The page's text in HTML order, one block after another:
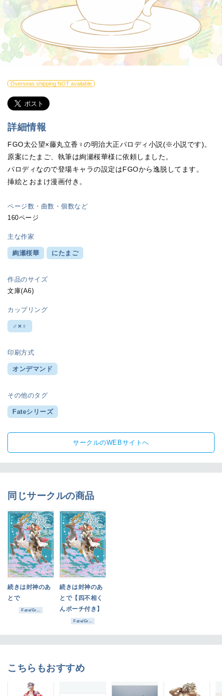
Overseas shipping NOT available
詳細情報
FGO太公望×藤丸立香♀の明治大正パロディ小説(※小説です)。
原案にたまご、執筆は絢瀬桜華様に依頼しました。
パロディなので登場キャラの設定はFGOから逸脱してます。
挿絵とおまけ漫画付き。
ページ数・曲数・個数など
160ページ
主な作家
絢瀬桜華 にたまご
作品のサイズ
文庫(A6)
カップリング
♂×♀
印刷方式
オンデマンド
その他のタグ
Fateシリーズ
サークルのWEBサイトへ
同じサークルの商品
続きは封神のあ
とで
Fate/Gr...
続きは封神のあ
とで【四不相く
んポーチ付き】
Fate/Gr...
こちらもおすすめ